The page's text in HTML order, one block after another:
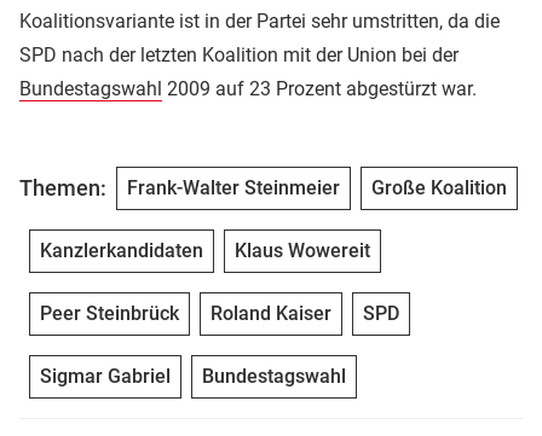
Koalitionsvariante ist in der Partei sehr umstritten, da die
SPD nach der letzten Koalition mit der Union bei der
Bundestagswahl 2009 auf 23 Prozent abgestürzt war.
Themen: Frank-Walter Steinmeier Große Koalition
Kanzlerkandidaten Klaus Wowereit
Peer Steinbrück Roland Kaiser SPD
Sigmar Gabriel Bundestagswahl